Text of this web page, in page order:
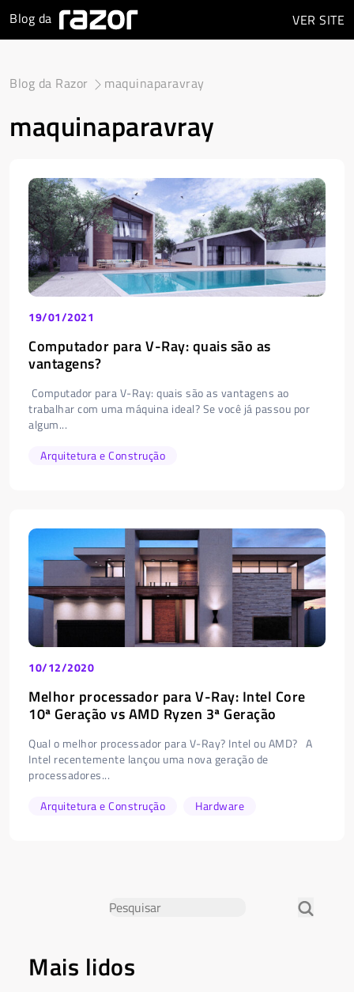
Blog da VER SITE
Blog da Razor maquinaparavray
maquinaparavray
19/01/2021
Computador para V-Ray: quais são as
vantagens?
Computador para V-Ray: quais são as vantagens ao
trabalhar com uma máquina ideal? Se você já passou por
algum...
Arquitetura e Construção
10/12/2020
Melhor processador para V-Ray: Intel Core
10ª Geração vs AMD Ryzen 3ª Geração
Qual o melhor processador para V-Ray? Intel ou AMD? A
Intel recentemente lançou uma nova geração de
processadores...
Arquitetura e Construção
Hardware
Mais lidos